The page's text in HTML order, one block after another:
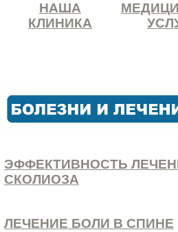
НАША
КЛИНИКА
ЭФФЕКТИВНОСТЬ
СКОЛИОЗА
ЛЕЧЕНИЕ БОЛИ В СПИНЕ